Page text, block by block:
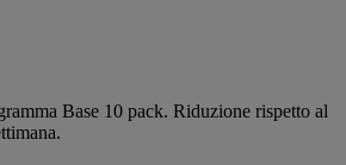
Base 10 pack. Riduzione rispetto al